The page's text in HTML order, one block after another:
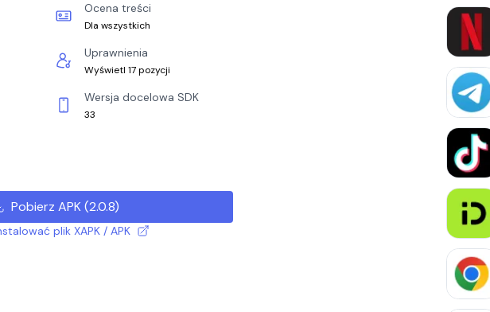
Ocena treści
Dla wszystkich
Uprawnienia
Wyświetl 17 pozycji
Wersja docelowa SDK
33
Pobierz APK(2.0.8)
plik XAPK / APK